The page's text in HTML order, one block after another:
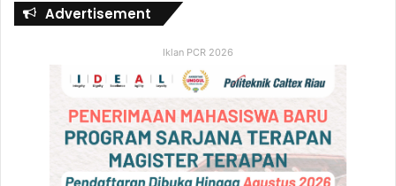
Advertisement
Iklan PCR 2026